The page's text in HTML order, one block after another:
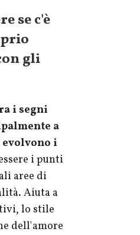
se c'è
gli
i segni
a
evolvono i
i punti
aree di
Aiuta a
lo stile
dell'amore